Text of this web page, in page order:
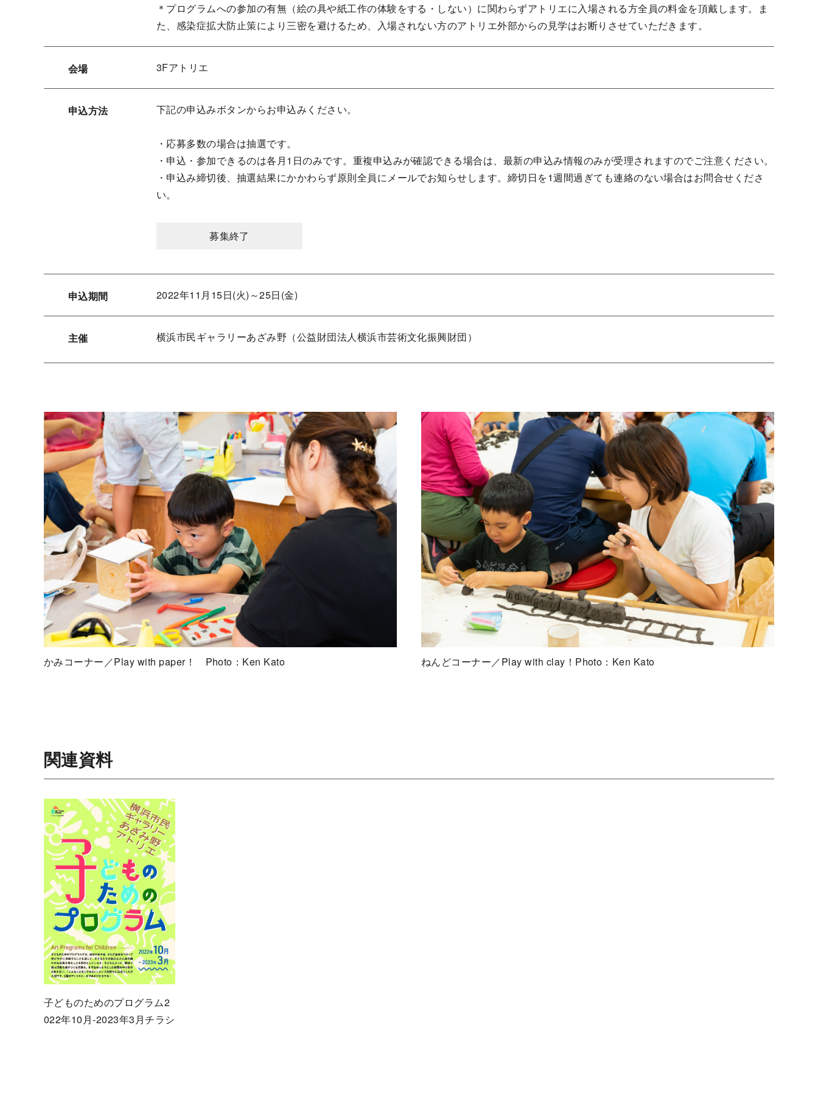
＊プログラムへの参加の有無（絵の具や紙工作の体験をする・しない）に関わらずアトリエに入場される方全員の料金を頂戴します。ま
た、感染症拡大防止策により三密を避けるため、入場されない方のアトリエ外部からの見学はお断りさせていただきます。
会場 3Fアトリエ
申込方法 下記の申込みボタンからお申込みください。
・応募多数の場合は抽選です。
・申込・参加できるのは各月1日のみです。重複申込みが確認できる場合は、最新の申込み情報のみが受理されますのでご注意ください。
・申込み締切後、抽選結果にかかわらず原則全員にメールでお知らせします。締切日を1週間過ぎても連絡のない場合はお問合せくださ
い。
募集終了
申込期間 2022年11月15日(火)～25日(金)
主催 横浜市民ギャラリーあざみ野（公益財団法人横浜市芸術文化振興財団）
かみコーナー／Play with paper！ Photo：Ken Kato ねんどコーナー／Play with clay！Photo：Ken Kato
関連資料
子どものためのプログラム2
022年10月-2023年3月チラシ